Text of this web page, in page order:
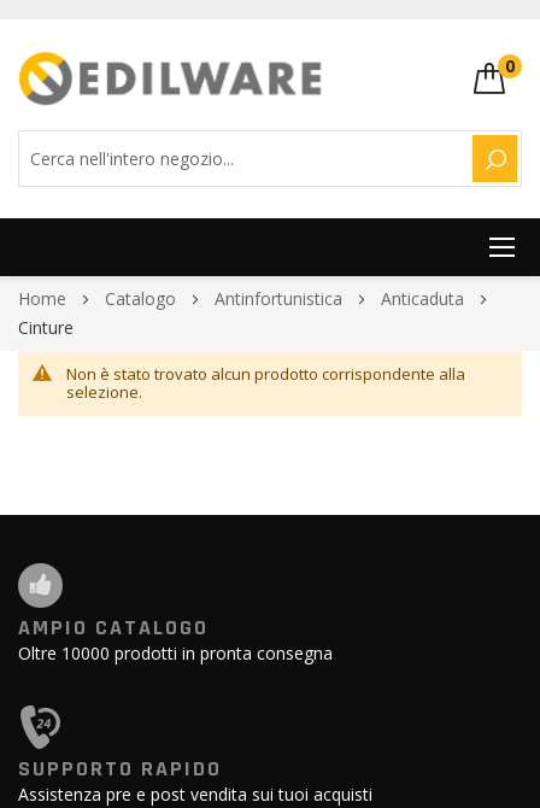
0
Salta
al
contenuto
Home Catalogo Antinfortunistica
Anticaduta
Cinture
Non è stato trovato alcun prodotto corrispondente alla
selezione.
AMPIO CATALOGO
Oltre 10000 prodotti in pronta consegna
SUPPORTO RAPIDO
Assistenza pre e post vendita sui tuoi acquisti